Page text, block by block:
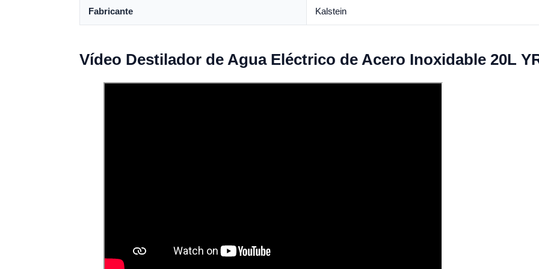
Fabricante Kalstein
Vídeo Destilador de Agua Eléctrico de Acero Inoxidable 20L